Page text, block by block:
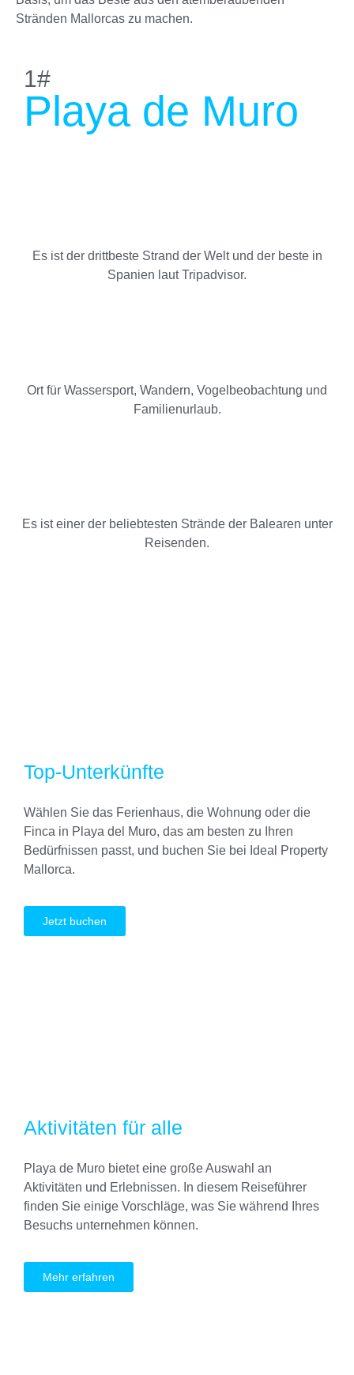
Stränden Mallorcas zu machen.
1#
Playa de Muro
Es ist der drittbeste Strand der Welt und der beste in
Spanien laut Tripadvisor.
Ort für Wassersport, Wandern, Vogelbeobachtung und
Familienurlaub.
Es ist einer der beliebtesten Strände der Balearen unter
Reisenden.
Top-Unterkünfte
Wählen Sie das Ferienhaus, die Wohnung oder die
Finca in Playa del Muro, das am besten zu Ihren
Bedürfnissen passt, und buchen Sie bei Ideal Property
Mallorca.
Jetzt buchen
Aktivitäten für alle
Playa de Muro bietet eine große Auswahl an
Aktivitäten und Erlebnissen. In diesem Reiseführer
finden Sie einige Vorschläge, was Sie während Ihres
Besuchs unternehmen können.
Mehr erfahren